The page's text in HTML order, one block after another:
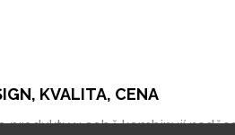
KVALITA, CENA
produkty v sobě kombinují